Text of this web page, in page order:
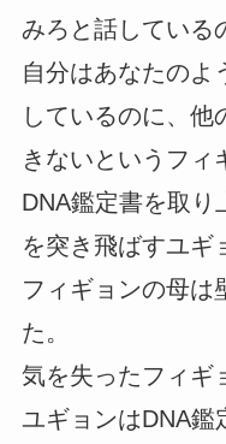
みろと話している
自分はあなたのよ
しているのに、他
きないというフィ
DNA鑑定書を取り
を突き飛ばすユギ
フィギョンの母は
た。
気を失ったフィギ
ユギョンはDNA鑑